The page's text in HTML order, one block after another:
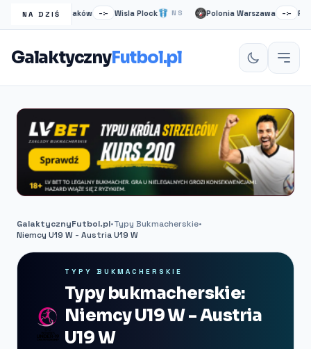
NA DZIŚ
Wisła Kraków –:– Wisla Plock NS Polonia Warszawa –:– Ruch
GalaktycznyFutbol.pl
GalaktycznyFutbol.pl•Typy Bukmacherskie•
Niemcy U19 W - Austria U19 W
TYPY BUKMACHERSKIE
Typy bukmacherskie:
Niemcy U19 W - Austria
U19 W